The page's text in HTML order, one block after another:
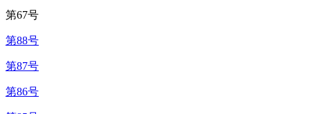
第67号
第88号
第87号
第86号